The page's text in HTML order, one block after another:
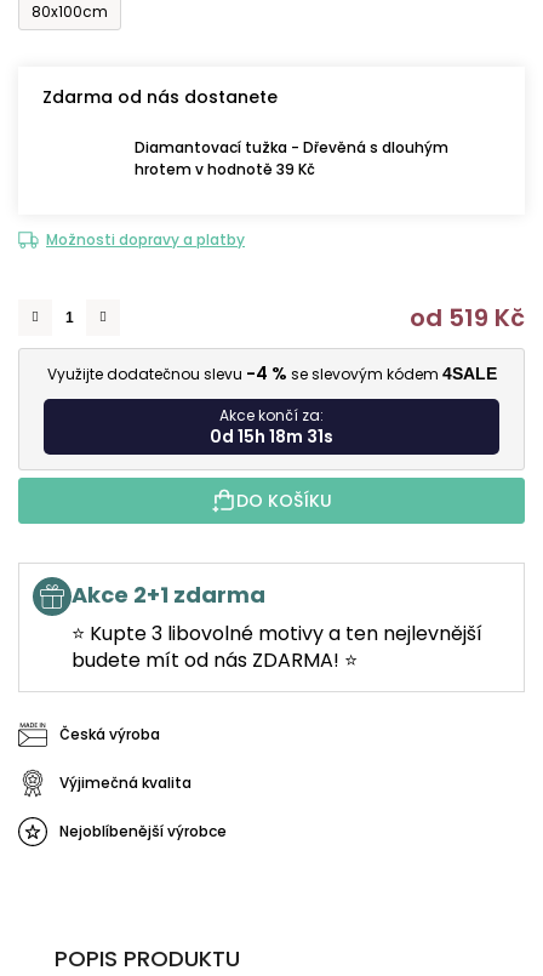
80x100cm
Zdarma od nás dostanete
Diamantovací tužka - Dřevěná s dlouhým
hrotem v hodnotě 39 Kč
Možnosti dopravy a platby
od 519 Kč
Využijte dodatečnou slevu -4 % se slevovým kódem 4SALE
Akce končí za:
0d 15h 18m 30s
DO KOŠÍKU
Akce 2+1 zdarma
⭐ Kupte 3 libovolné motivy a ten nejlevnější
budete mít od nás ZDARMA! ⭐
Česká výroba
Výjimečná kvalita
Nejoblíbenější výrobce
POPIS PRODUKTU